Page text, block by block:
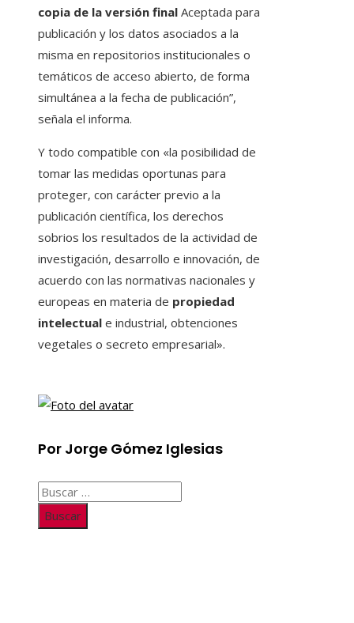
copia de la versión final Aceptada para
publicación y los datos asociados a la
misma en repositorios institucionales o
temáticos de acceso abierto, de forma
simultánea a la fecha de publicación”,
señala el informa.
Y todo compatible con «la posibilidad de
tomar las medidas oportunas para
proteger, con carácter previo a la
publicación científica, los derechos
sobrios los resultados de la actividad de
investigación, desarrollo e innovación, de
acuerdo con las normativas nacionales y
europeas en materia de propiedad
intelectual e industrial, obtenciones
vegetales o secreto empresarial».
Por Jorge Gómez Iglesias
Buscar: